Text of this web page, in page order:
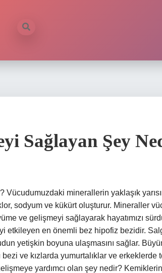
Sağlayan Şey
minerallerin yaklaşık
sodyum ve kükürt oluşturur. Mineraller
ve gelişmeyi sağlayarak hayatımızı
en önemli bez hipofiz bezidir.
yetişkin boyuna ulaşmasını sağlar.
ve kızlarda yumurtalıklar ve erkeklerde
yardımcı olan şey nedir?